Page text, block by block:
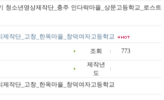
청소년영상제작단_충주 인다락마을_상문고등학교_로스트
제작단_고창_한옥마을_창덕여자고등학교
조회 773
제작년
도
제작단_고창_한옥마을_창덕여자고등학교